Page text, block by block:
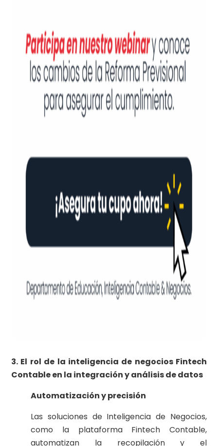
3. El rol de la inteligencia de negocios Fintech
Contable en la integración y análisis de datos
Automatización y precisión
Las soluciones de Inteligencia de Negocios,
como la plataforma Fintech Contable,
automatizan la recopilación y el